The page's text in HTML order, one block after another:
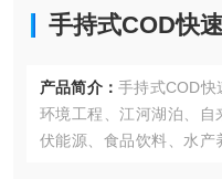
手持式COD快
产品简介： 手持式COD快
环境工程、江河湖泊、
伏能源、食品饮料、水产